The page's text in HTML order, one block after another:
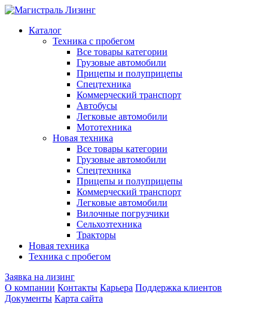
Каталог
Техника с пробегом
Все товары категории
Грузовые автомобили
Прицепы и полуприцепы
Спецтехника
Коммерческий транспорт
Автобусы
Легковые автомобили
Мототехника
Новая техника
Все товары категории
Грузовые автомобили
Спецтехника
Прицепы и полуприцепы
Коммерческий транспорт
Легковые автомобили
Вилочные погрузчики
Сельхозтехника
Тракторы
Новая техника
Техника с пробегом
Заявка на лизинг
О компании Контакты Карьера Поддержка клиентов
Документы Карта сайта